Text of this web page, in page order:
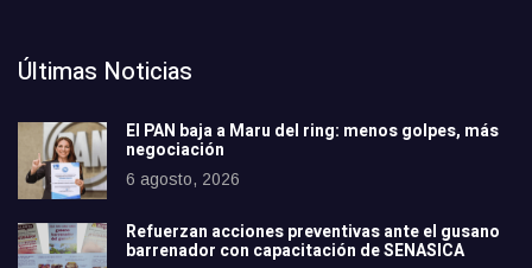
Últimas Noticias
El PAN baja a Maru del ring: menos golpes, más
negociación
6 agosto, 2026
Refuerzan acciones preventivas ante el gusano
barrenador con capacitación de SENASICA